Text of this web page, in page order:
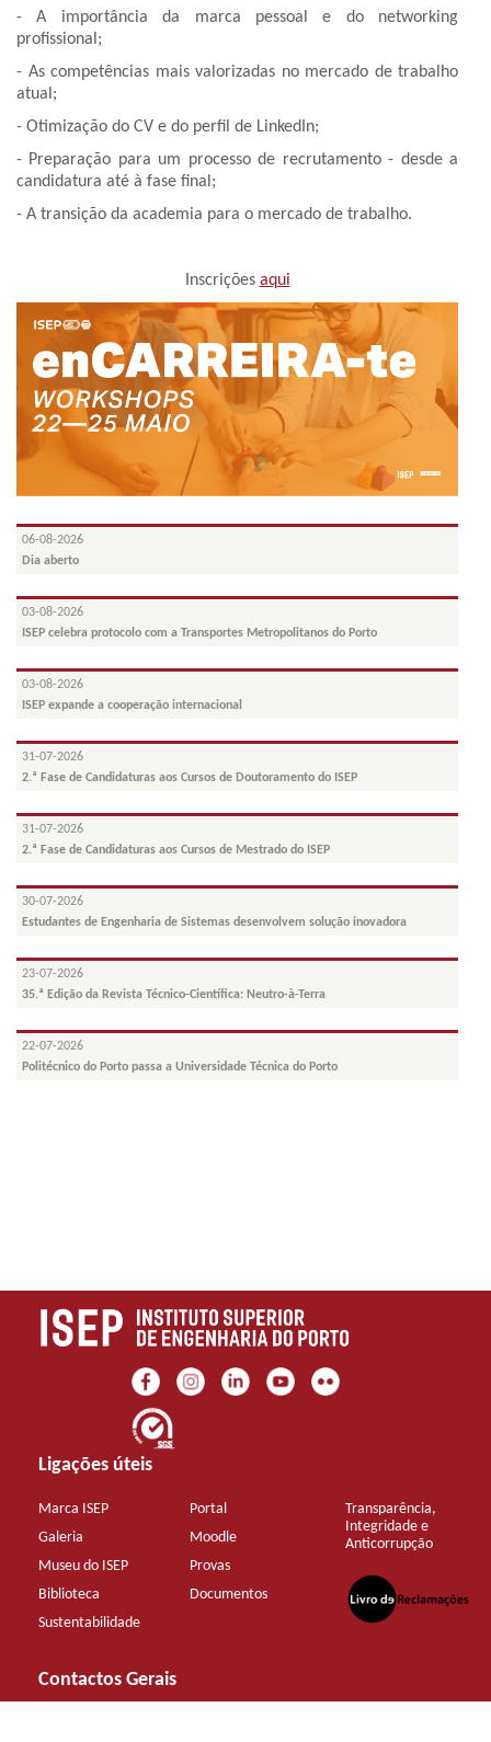
- A importância da marca pessoal e do networking
profissional;
- As competências mais valorizadas no mercado de trabalho
atual;
- Otimização do CV e do perfil de LinkedIn;
- Preparação para um processo de recrutamento - desde a
candidatura até à fase final;
- A transição da academia para o mercado de trabalho.
Inscrições aqui
06-08-2026
Dia aberto
03-08-2026
ISEP celebra protocolo com a Transportes Metropolitanos do Porto
03-08-2026
ISEP expande a cooperação internacional
31-07-2026
2.ª Fase de Candidaturas aos Cursos de Doutoramento do ISEP
31-07-2026
2.ª Fase de Candidaturas aos Cursos de Mestrado do ISEP
30-07-2026
Estudantes de Engenharia de Sistemas desenvolvem solução inovadora
23-07-2026
35.ª Edição da Revista Técnico-Científica: Neutro-à-Terra
22-07-2026
Politécnico do Porto passa a Universidade Técnica do Porto
Ligações úteis
Marca ISEP
Galeria
Museu do ISEP
Biblioteca
Sustentabilidade
Portal
Moodle
Provas
Documentos
Transparência,
Integridade e
Anticorrupção
Contactos Gerais